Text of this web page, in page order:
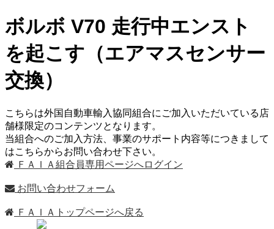
ボルボ V70 走行中エンスト
を起こす（エアマスセンサー
交換）
こちらは外国自動車輸入協同組合にご加入いただいている店
舗様限定のコンテンツとなります。
当組合へのご加入方法、事業のサポート内容等につきまして
はこちらからお問い合わせ下さい。
ＦＡＩＡ組合員専用ページへログイン
お問い合わせフォーム
ＦＡＩＡトップページへ戻る